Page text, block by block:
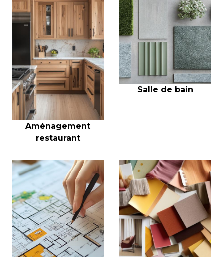
Aménagement
restaurant
Salle de bain